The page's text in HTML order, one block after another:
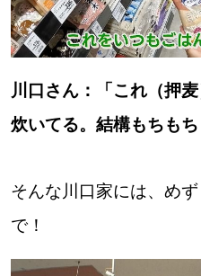
川口さん：「これ（押
炊いてる。結構もちもち
そんな川口家には、め
で！